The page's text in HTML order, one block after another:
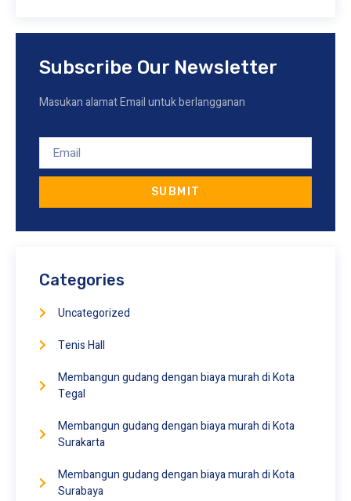
Subscribe Our Newsletter
Masukan alamat Email untuk berlangganan
SUBMIT
Categories
Uncategorized
Tenis Hall
Membangun gudang dengan biaya murah di Kota
Tegal
Membangun gudang dengan biaya murah di Kota
Surakarta
Membangun gudang dengan biaya murah di Kota
Surabaya